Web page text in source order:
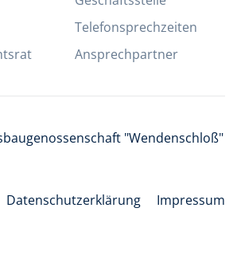
Telefon­sprechzeiten
Ansprechpartner
"Wendenschloß"
Datenschutzerklärung Impressum